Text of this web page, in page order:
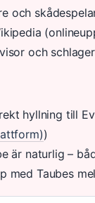
och
och
hyllning till
)
är naturlig –
med Taubes